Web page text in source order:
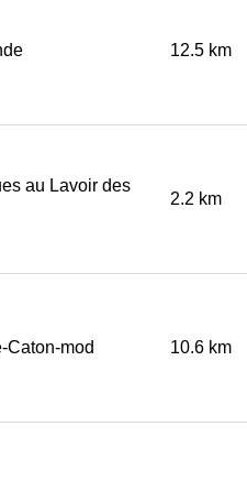
12.5 km
au Lavoir des
2.2 km
Caton-mod 10.6 km